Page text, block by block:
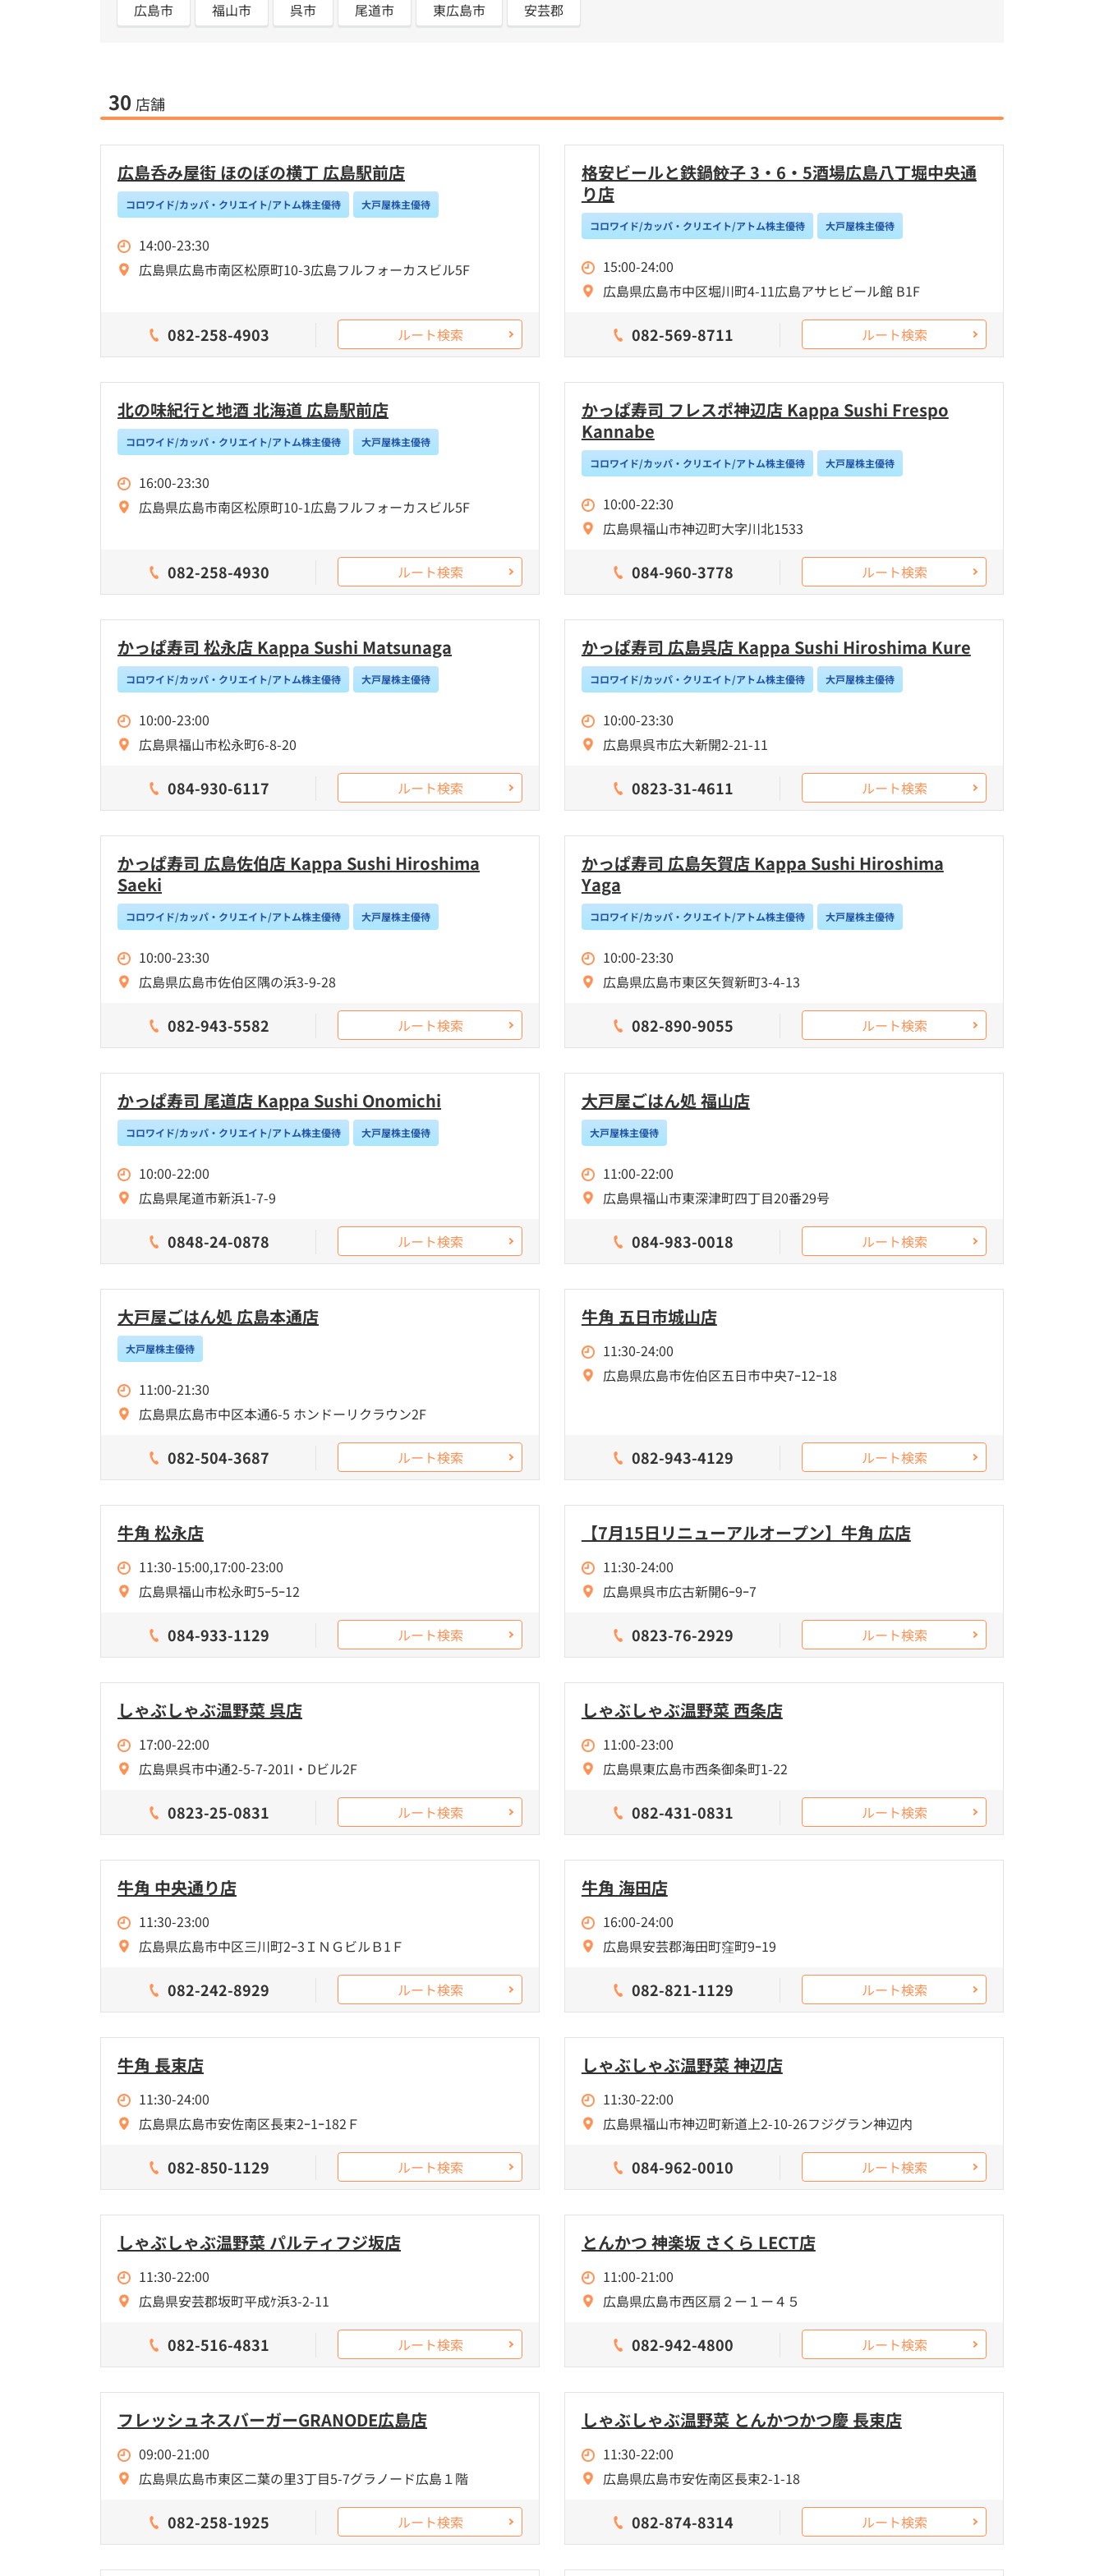
広島市 福山市 呉市 尾道市 東広島市 安芸郡
30 店舗
広島呑み屋街 ほのぼの横丁 広島駅前店
コロワイド/カッパ・クリエイト/アトム株主優待 大戸屋株主優待
14:00-23:30
広島県広島市南区松原町10-3広島フルフォーカスビル5F
082-258-4903 ルート検索
格安ビールと鉄鍋餃子 3・6・5酒場広島八丁堀中央通
り店
コロワイド/カッパ・クリエイト/アトム株主優待 大戸屋株主優待
15:00-24:00
広島県広島市中区堀川町4-11広島アサヒビール館 B1F
082-569-8711 ルート検索
北の味紀行と地酒 北海道 広島駅前店
コロワイド/カッパ・クリエイト/アトム株主優待 大戸屋株主優待
16:00-23:30
広島県広島市南区松原町10-1広島フルフォーカスビル5F
082-258-4930 ルート検索
かっぱ寿司 フレスポ神辺店 Kappa Sushi Frespo
Kannabe
コロワイド/カッパ・クリエイト/アトム株主優待 大戸屋株主優待
10:00-22:30
広島県福山市神辺町大字川北1533
084-960-3778 ルート検索
かっぱ寿司 松永店 Kappa Sushi Matsunaga
コロワイド/カッパ・クリエイト/アトム株主優待 大戸屋株主優待
10:00-23:00
広島県福山市松永町6-8-20
084-930-6117 ルート検索
かっぱ寿司 広島呉店 Kappa Sushi Hiroshima Kure
コロワイド/カッパ・クリエイト/アトム株主優待 大戸屋株主優待
10:00-23:30
広島県呉市広大新開2-21-11
0823-31-4611 ルート検索
かっぱ寿司 広島佐伯店 Kappa Sushi Hiroshima
Saeki
コロワイド/カッパ・クリエイト/アトム株主優待 大戸屋株主優待
10:00-23:30
広島県広島市佐伯区隅の浜3-9-28
082-943-5582 ルート検索
かっぱ寿司 広島矢賀店 Kappa Sushi Hiroshima
Yaga
コロワイド/カッパ・クリエイト/アトム株主優待 大戸屋株主優待
10:00-23:30
広島県広島市東区矢賀新町3-4-13
082-890-9055 ルート検索
かっぱ寿司 尾道店 Kappa Sushi Onomichi
コロワイド/カッパ・クリエイト/アトム株主優待 大戸屋株主優待
10:00-22:00
広島県尾道市新浜1-7-9
0848-24-0878 ルート検索
大戸屋ごはん処 福山店
大戸屋株主優待
11:00-22:00
広島県福山市東深津町四丁目20番29号
084-983-0018 ルート検索
大戸屋ごはん処 広島本通店
大戸屋株主優待
11:00-21:30
広島県広島市中区本通6-5 ホンドーリクラウン2F
082-504-3687 ルート検索
牛角 五日市城山店
11:30-24:00
広島県広島市佐伯区五日市中央7ｰ12ｰ18
082-943-4129 ルート検索
牛角 松永店
11:30-15:00,17:00-23:00
広島県福山市松永町5ｰ5ｰ12
084-933-1129 ルート検索
【7月15日リニューアルオープン】牛角 広店
11:30-24:00
広島県呉市広古新開6ｰ9ｰ7
0823-76-2929 ルート検索
しゃぶしゃぶ温野菜 呉店
17:00-22:00
広島県呉市中通2-5-7-201I・Dビル2F
0823-25-0831 ルート検索
しゃぶしゃぶ温野菜 西条店
11:00-23:00
広島県東広島市西条御条町1-22
082-431-0831 ルート検索
牛角 中央通り店
11:30-23:00
広島県広島市中区三川町2ｰ3ＩＮＧビルＢ1Ｆ
082-242-8929 ルート検索
牛角 海田店
16:00-24:00
広島県安芸郡海田町窪町9ｰ19
082-821-1129 ルート検索
牛角 長束店
11:30-24:00
広島県広島市安佐南区長束2ｰ1ｰ182Ｆ
082-850-1129 ルート検索
しゃぶしゃぶ温野菜 神辺店
11:30-22:00
広島県福山市神辺町新道上2-10-26フジグラン神辺内
084-962-0010 ルート検索
しゃぶしゃぶ温野菜 パルティフジ坂店
11:30-22:00
広島県安芸郡坂町平成ｹ浜3-2-11
082-516-4831 ルート検索
とんかつ 神楽坂 さくら LECT店
11:00-21:00
広島県広島市西区扇２ー１ー４５
082-942-4800 ルート検索
フレッシュネスバーガーGRANODE広島店
09:00-21:00
広島県広島市東区二葉の里3丁目5-7グラノード広島１階
082-258-1925 ルート検索
しゃぶしゃぶ温野菜 とんかつかつ慶 長束店
11:30-22:00
広島県広島市安佐南区長束2-1-18
082-874-8314 ルート検索